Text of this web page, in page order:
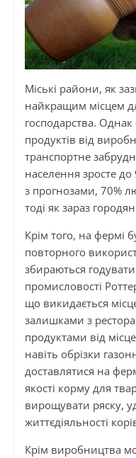
Міські райони, як
найкращим місцем
господарства. Однак
продуктів від
транспортне
населення зросте
з прогнозами, 70%
тоді як зараз
Крім того, на фермі
повторного
збираються
промисловості
що викидається
залишками з
продуктами від
навіть обрізки
доставлятися на
якості корму для
вирощувати ряску,
життєдіяльності
Крім виробництва